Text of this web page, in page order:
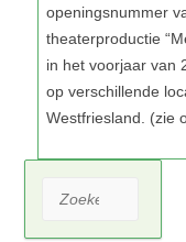
Zoeken